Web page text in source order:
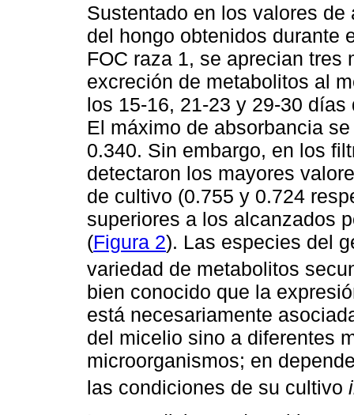
Sustentado en los valores
del hongo obtenidos durante
FOC raza 1, se aprecian tres
excreción de metabolitos al
los 15-16, 21-23 y 29-30
El máximo de absorbancia
0.340. Sin embargo, en los
detectaron los mayores
de cultivo (0.755 y 0.724
superiores a los alcanzados
(Figura 2). Las especies del
variedad de metabolitos
bien conocido que la
está necesariamente
del micelio sino a diferentes
microorganismos; en
las condiciones de su cultivo